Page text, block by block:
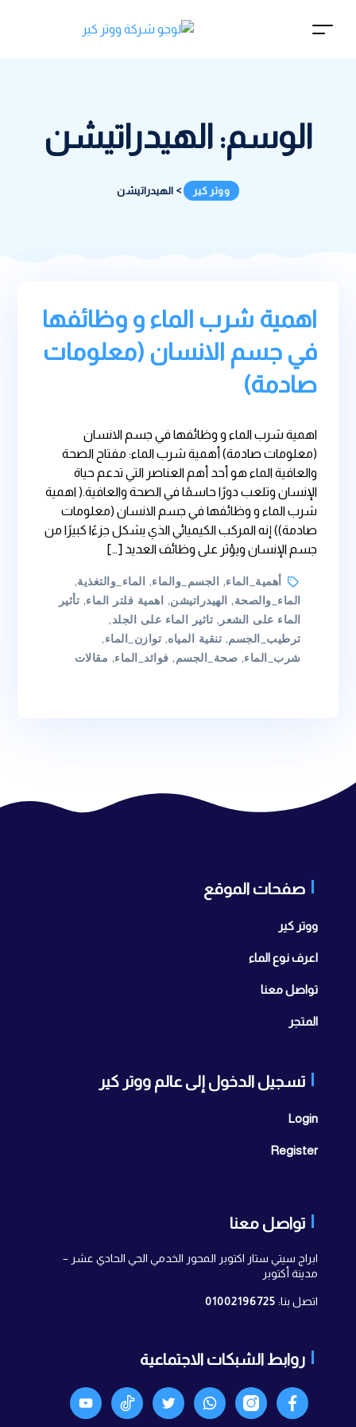
الوسم: الهيدراتيشن
ووتر كير > الهيدراتيشن
اهمية شرب الماء و وظائفها
في جسم الانسان (معلومات
صادمة)
اهمية شرب الماء و وظائفها في جسم الانسان
(معلومات صادمة) أهمية شرب الماء: مفتاح الصحة
والعافية الماء هو أحد أهم العناصر التي تدعم حياة
الإنسان وتلعب دورًا حاسمًا في الصحة والعافية.( اهمية
شرب الماء و وظائفها في جسم الانسان (معلومات
صادمة)) إنه المركب الكيميائي الذي يشكل جزءًا كبيرًا من
جسم الإنسان ويؤثر على وظائف العديد […]
Tagsأهمية_الماء, الجسم_والماء, الماء_والتغذية,
الماء_والصحة, الهيدراتيشن, اهمية فلتر الماء, تأثير
الماء على الشعر , تاثير الماء على الجلد,
ترطيب_الجسم, تنقية المياه, توازن_الماء,
شرب_الماء, صحة_الجسم, فوائد_الماء, مقالات
صفحات الموقع
ووتر كير
اعرف نوع الماء
تواصل معنا
المتجر
تسجيل الدخول إلى عالم ووتر كير
Login
Register
تواصل معنا
ابراج سيتي ستار اكتوبر المحور الخدمي الحي الحادي عشر –
مدينة أكتوبر
اتصل بنا: 01002196725
روابط الشبكات الاجتماعية
Facebookانستجرامواتساب X
TikTok
Youtyube